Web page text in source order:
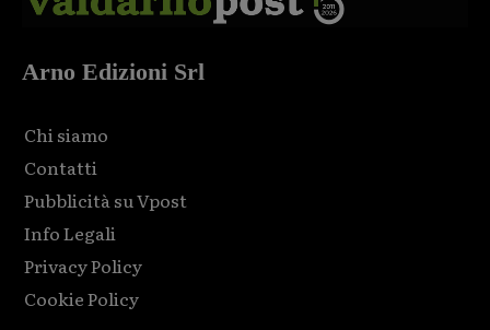
Arno Edizioni Srl
Chi siamo
Contatti
Pubblicità su Vpost
Info Legali
Privacy Policy
Cookie Policy